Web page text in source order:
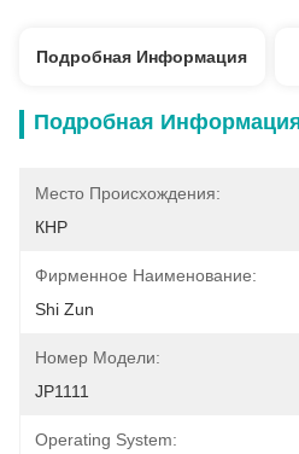
Подробная Информация
Подробная
Место Происхождения:
КНР
Фирменное Наименование:
Shi Zun
Номер Модели:
JP1111
Operating System: